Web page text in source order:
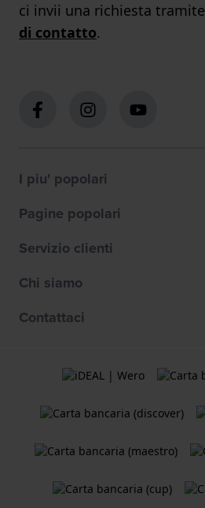
ci invii una richiesta tramite
di contatto.
I piu' popolari
Pagine popolari
Servizio clienti
Chi siamo
Contattaci